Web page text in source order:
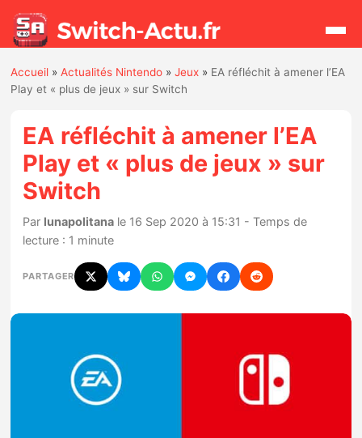
Actualités
Jeux
Hardware
Mises à jour
Chiffres de ventes
Rumeurs
Nintendo Direct
Accueil »Actualités Nintendo »Jeux » EA réfléchit à amener l’EA
Play et « plus de jeux » sur Switch
EA réfléchit à amener l’EA
Play et « plus de jeux » sur
Switch
Par lunapolitana le 16 Sep 2020 à 15:31 - Temps de
lecture : 1 minute
PARTAGER